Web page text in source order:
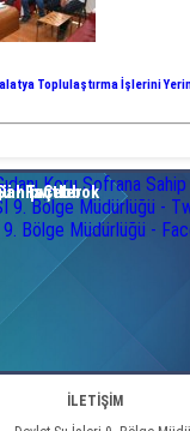
Toplulaştırma İşlerini
Çık
- Twitter
- Facebbok
İLETİŞİM